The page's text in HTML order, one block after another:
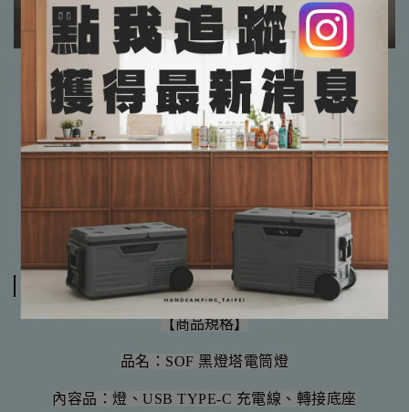
✔有專業搭建教學，保證教到會
✔保證完整售後服務
【貼心小提醒📢📢】
📌請務必詢問有無現貨再下標哦，非常感謝
規格說明
【商品規格】
品名：SOF 黑燈塔電筒燈
內容品：燈、USB TYPE-C 充電線、轉接底座